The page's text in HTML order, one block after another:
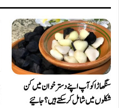
سنگھاڑا کو آپ اپنے دستر خوان میں کن
شکلوں میں شامل کرسکتے ہیں ؟ جانیئے